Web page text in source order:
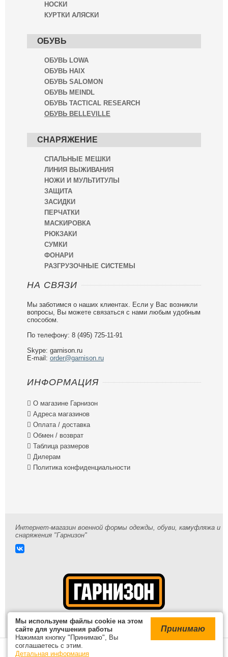
НОСКИ
КУРТКИ АЛЯСКИ
ОБУВЬ
ОБУВЬ LOWA
ОБУВЬ HAIX
ОБУВЬ SALOMON
ОБУВЬ MEINDL
ОБУВЬ TACTICAL RESEARCH
ОБУВЬ BELLEVILLE
СНАРЯЖЕНИЕ
СПАЛЬНЫЕ МЕШКИ
ЛИНИЯ ВЫЖИВАНИЯ
НОЖИ И МУЛЬТИТУЛЫ
ЗАЩИТА
ЗАСИДКИ
ПЕРЧАТКИ
МАСКИРОВКА
РЮКЗАКИ
СУМКИ
ФОНАРИ
РАЗГРУЗОЧНЫЕ СИСТЕМЫ
НА СВЯЗИ
Мы заботимся о наших клиентах. Если у Вас возникли
вопросы, Вы можете связаться с нами любым удобным
способом.
По телефону: 8 (495) 725-11-91
Skype: garnison.ru
E-mail: order@garnison.ru
ИНФОРМАЦИЯ
 О магазине Гарнизон
 Адреса магазинов
 Оплата / доставка
 Обмен / возврат
 Таблица размеров
 Дилерам
 Политика конфиденциальности
Интернет-магазин военной формы одежды, обуви, камуфляжа и
снаряжения "Гарнизон"
Мы используем файлы cookie на этом
сайте для улучшения работы
Нажимая кнопку "Принимаю", Вы
соглашаетесь с этим.
Детальная информация
Принимаю